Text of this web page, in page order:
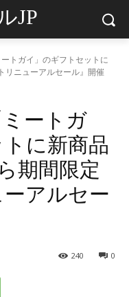
JP
トガイ」のギフトセットに
リニューアルセール』開催
ートガ
に新商品
期間限定
アルセー
0
240